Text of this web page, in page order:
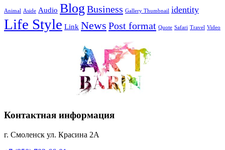
Animal Aside Audio Blog Business Gallery Thumbnail identity
Life Style Link News Post format Quote Safari Travel Video
Контактная информация
г. Смоленск ул. Красина 2А